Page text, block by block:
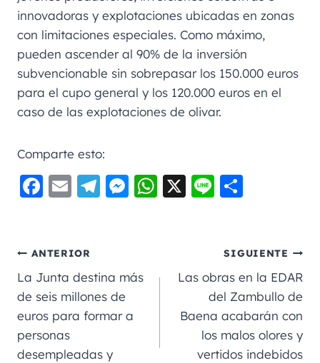
innovadoras y explotaciones ubicadas en zonas
con limitaciones especiales. Como máximo,
pueden ascender al 90% de la inversión
subvencionable sin sobrepasar los 150.000 euros
para el cupo general y los 120.000 euros en el
caso de las explotaciones de olivar.
Comparte esto:
F
e
b
o
o
k
E
l
Te
m
M
n
er
W
A
X
Li
p
a
rt
ir
ANTERIOR
La Junta destina más
de seis millones de
euros para formar a
personas
desempleadas y
SIGUIENTE
Las obras en la EDAR
del Zambullo de
Baena acabarán con
los malos olores y
vertidos indebidos